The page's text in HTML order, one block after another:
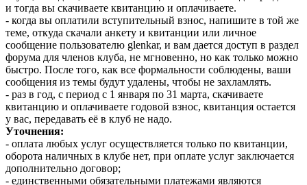
и тогда вы скачиваете квитанцию и оплачиваете.
- когда вы оплатили вступительный взнос, напишите в той же
теме, откуда скачали анкету и квитанции или личное
сообщение пользователю glenkar, и вам дается доступ в раздел
форума для членов клуба, не мгновенно, но как только можно
быстро. После того, как все формальности соблюдены, ваши
сообщения из темы будут удалены, чтобы не захламлять.
- раз в год, с период с 1 января по 31 марта, скачиваете
квитанцию и оплачиваете годовой взнос, квитанция остается
у вас, передавать её в клуб не надо.
Уточнения:
- оплата любых услуг осуществляется только по квитанции,
оборота наличных в клубе нет, при оплате услуг заключается
дополнительно договор;
- единственными обязательными платежами являются